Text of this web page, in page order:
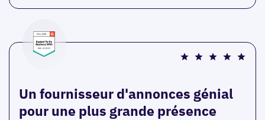
Un fournisseur d'annonces génial
pour une plus grande présence